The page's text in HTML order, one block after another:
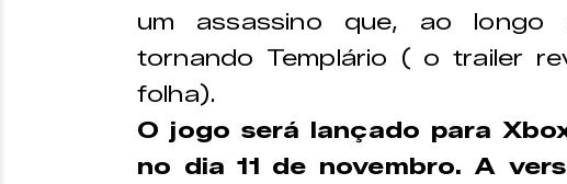
um assassino que, ao
tornando Templário ( o trailer
folha).
O jogo será lançado para
no dia 11 de novembro. A